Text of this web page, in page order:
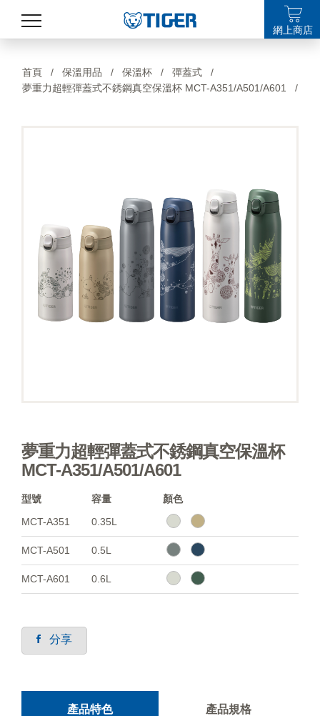
最新消息
LANGUAGE
網上商店
首頁 / 保溫用品 / 保溫杯 / 彈蓋式
/
夢重力超輕彈蓋式不銹鋼真空保溫杯 MCT-A351/A501/A601
/
夢重力超輕彈蓋式不銹鋼真空保溫杯
MCT-A351/A501/A601
型號 容量
顏色
MCT-A351
0.35L
MCT-A501 0.5L
MCT-A601 0.6L
分享
產品特色 產品規格